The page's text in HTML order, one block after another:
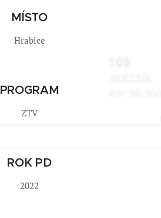
MÍSTO
Hrabice
PROGRAM
ZTV
ROK PD
2022